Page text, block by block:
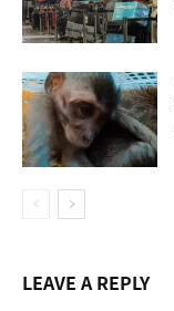
LEAVE A REPLY